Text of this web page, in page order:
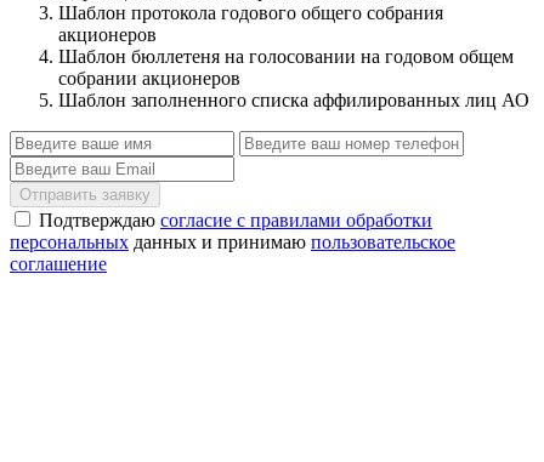
Шаблон протокола годового общего собрания
акционеров
Шаблон бюллетеня на голосовании на годовом общем
собрании акционеров
Шаблон заполненного списка аффилированных лиц АО
Отправить заявку
Подтверждаю согласие с правилами обработки
персональных данных и принимаю пользовательское
соглашение